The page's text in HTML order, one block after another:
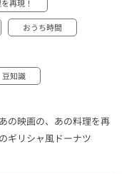
再現！
おうち時間
豆知識
あの映画の、あの料理を再
ギリシャ風ドーナツ